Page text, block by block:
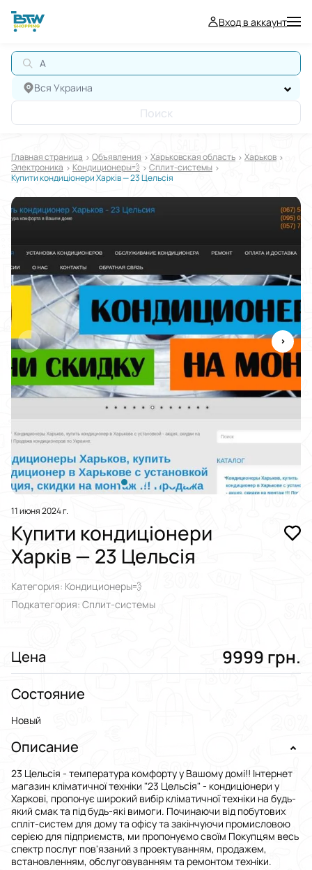
Вход в аккаунт
АВ
Вся Украина
Поиск
Главная страница Oбъявления Харьковская область
Харьков
Электроника
Кондиционеры💨
Сплит-системы
Купити кондиціонери Харків — 23 Цельсія
11 июня 2024 г.
Купити кондиціонери
Харків — 23 Цельсія
Категория: Кондиционеры💨
Подкатегория: Сплит-системы
Цена 9999 грн.
Состояние
Новый
Описание
23 Цельсія - температура комфорту у Вашому домі!! Інтернет
магазин кліматичної техніки "23 Цельсія" - кондиціонери у
Харкові, пропонує широкий вибір кліматичної техніки на будь-
який смак та під будь-які вимоги. Починаючи від побутових
спліт-систем для дому та офісу та закінчуючи промисловою
серією для підприємств, ми пропонуємо своїм Покупцям весь
спектр послуг пов'язаний з проектуванням, продажем,
встановленням, обслуговуванням та ремонтом техніки.